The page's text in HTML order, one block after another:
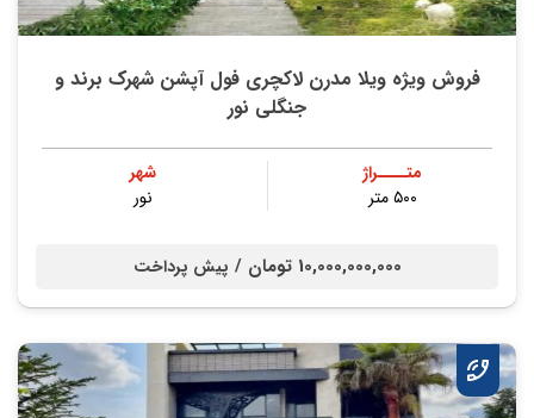
فروش ویژه ویلا مدرن لاکچری فول آپشن شهرک برند و
جنگلی نور
متــــراژ
۵۰۰ متر
شهر
نور
10,000,000,000 تومان / پیش پرداخت